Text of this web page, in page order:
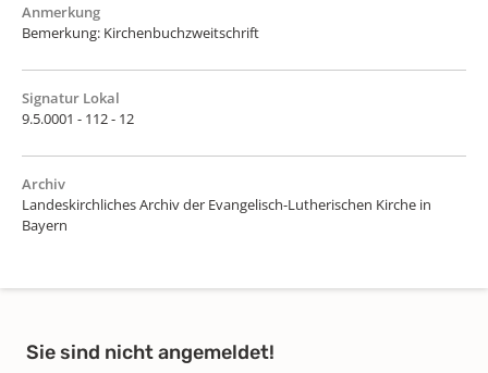
Anmerkung
Bemerkung: Kirchenbuchzweitschrift
Signatur Lokal
9.5.0001 - 112 - 12
Archiv
Landeskirchliches Archiv der Evangelisch-Lutherischen Kirche in
Bayern
Sie sind nicht angemeldet!